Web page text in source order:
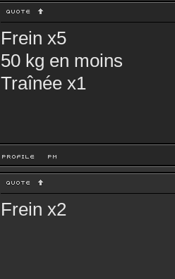
Frein x5
50 kg en moins
Traînée x1
Frein x2